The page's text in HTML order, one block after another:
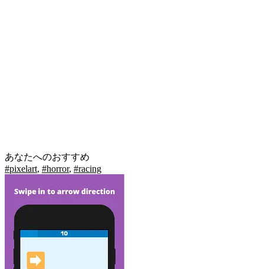
あなたへのおすすめ
#pixelart, #horror, #racing